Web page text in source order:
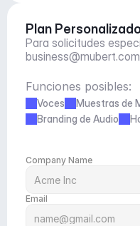
Plan
business@mubert.com
Funciones posibles:
Voces
Muestras de
Branding de Audio
Company Name
Email